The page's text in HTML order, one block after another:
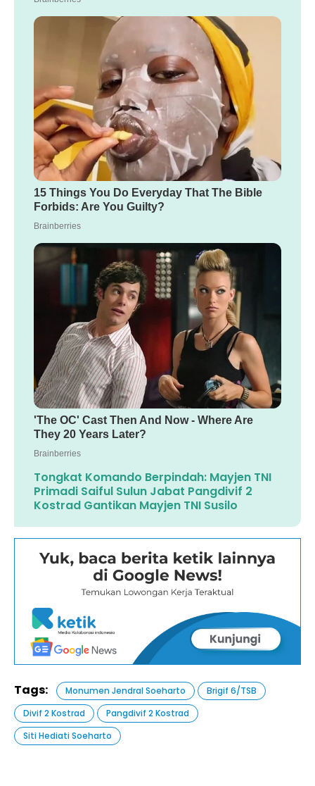
Tongkat Komando Berpindah: Mayjen TNI
Primadi Saiful Sulun Jabat Pangdivif 2
Kostrad Gantikan Mayjen TNI Susilo
Tags: Monumen Jendral Soeharto
Brigif 6/TSB
Divif 2 Kostrad
Pangdivif 2 Kostrad
Siti Hediati Soeharto